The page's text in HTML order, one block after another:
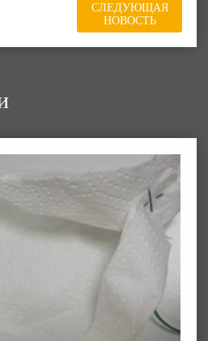
СЛЕДУЮЩАЯ
НОВОСТЬ